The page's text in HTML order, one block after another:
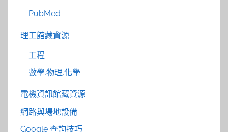
PubMed
理工館藏資源
工程
數學.物理.化學
電機資訊館藏資源
網路與場地設備
Google 查詢技巧